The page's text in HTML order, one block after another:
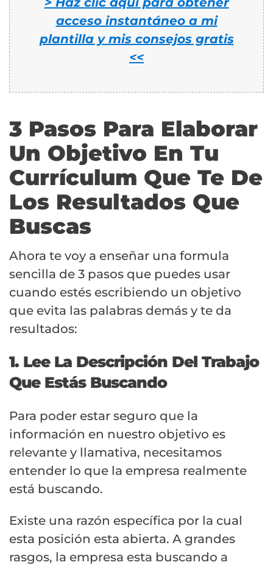
acceso instantáneo a mi
plantilla y mis consejos gratis
<<
3 Pasos Para Elaborar
Un Objetivo En Tu
Currículum Que Te De
Los Resultados Que
Buscas
Ahora te voy a enseñar una formula
sencilla de 3 pasos que puedes usar
cuando estés escribiendo un objetivo
que evita las palabras demás y te da
resultados:
1. Lee La Descripción Del Trabajo
Que Estás Buscando
Para poder estar seguro que la
información en nuestro objetivo es
relevante y llamativa, necesitamos
entender lo que la empresa realmente
está buscando.
Existe una razón específica por la cual
esta posición esta abierta. A grandes
rasgos, la empresa esta buscando a